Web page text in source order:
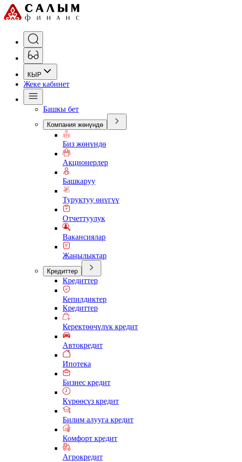
КЫР
Жеке кабинет
Башкы бет
Компания жөнүндө
Биз жөнүндө
Акционерлер
Башкаруу
Туруктуу өнүгүү
Отчеттуулук
Вакансиялар
Жаңылыктар
Кредиттер
Кредиттер
Кепилдиктер
Кредиттер
Керектөөчүлүк кредит
Автокредит
Ипотека
Бизнес кредит
Күрөөсүз кредит
Билим алууга кредит
Комфорт кредит
Агрокредит